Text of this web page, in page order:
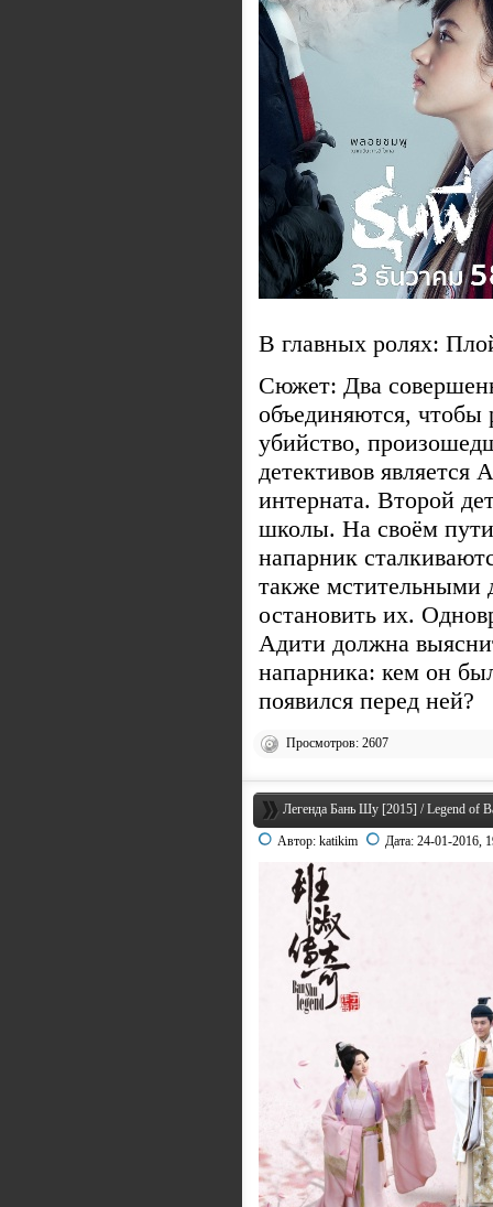
В главных ролях:
Сюжет: Два
объединяются, чтобы
убийство,
детективов
интерната. Второй
школы. На своём
напарник
также мстительными
остановить их.
Адити должна
напарника: кем он
появился перед ней?
Просмотров: 2607
Легенда Бань Шу [2015] / Legend of
Автор: katikim Дата: 24-01-2016,